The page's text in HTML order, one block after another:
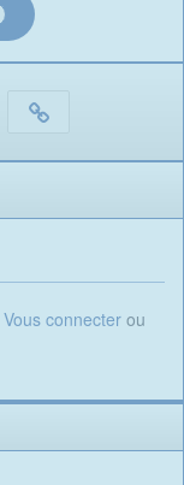
Vous connecterou